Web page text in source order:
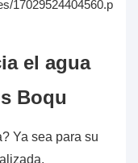
el agua
Boqu
Ya sea para su